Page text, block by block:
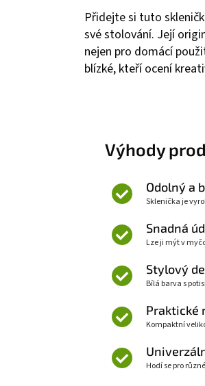
Přidejte si tuto
své stolování. Její
nejen pro domácí
blízké, kteří ocení
Výhody
Odolný a
Sklenička je
Snadná
Lze ji mýt v
Stylový
Bílá barva s
Praktické
Kompaktní
Hodí se pro